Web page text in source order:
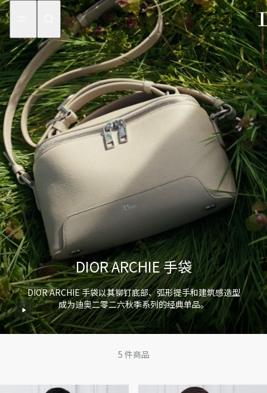
aria_goToMenu
aria_goToContent
DIOR ARCHIE 手袋
DIOR ARCHIE 手袋以其铆钉底部、弧形提手和建筑感造型
成为迪奥二零二六秋季系列的经典单品。
5 件商品